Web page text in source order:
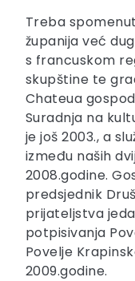
Treba
županija već
s francuskom
skupštine te
Chateua
Suradnja na
je još 2003., a
između naših
2008.godine.
predsjednik
prijateljstva
potpisivanja
Povelje
2009.godine.